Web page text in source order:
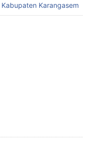
Karangasem